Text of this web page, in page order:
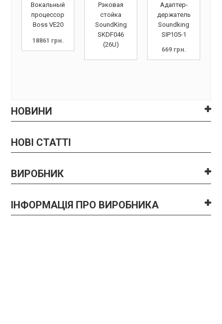
Вокальный
процессор
Boss VE20
18861 грн.
Рэковая
стойка
SoundKing
SKDF046
(26U)
Адаптер-
держатель
Soundking
SIP105-1
669 грн.
НОВИНИ
НОВІ СТАТТІ
ВИРОБНИК
ІНФОРМАЦІЯ ПРО ВИРОБНИКА